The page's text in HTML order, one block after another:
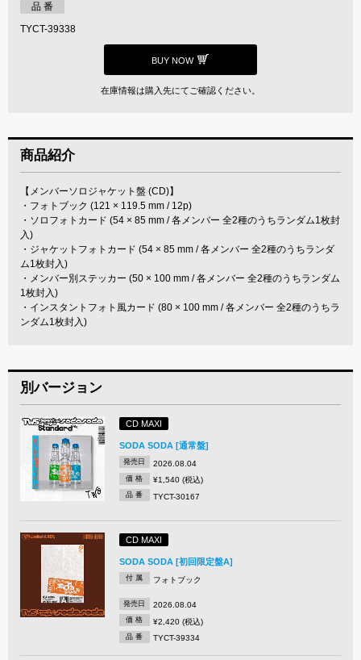
品 番
TYCT-39338
BUY NOW
在庫情報は購入先にてご確認ください。
商品紹介
【メンバーソロジャケット盤 (CD)】
・フォトブック (121 × 119.5 mm / 12p)
・ソロフォトカード (54 × 85 mm / 各メンバー 全2種のうちランダム1枚封
入)
・ジャケットフォトカード (54 × 85 mm / 各メンバー 全2種のうちランダ
ム1枚封入)
・メンバー別ステッカー (50 × 100 mm / 各メンバー 全2種のうちランダム
1枚封入)
・インスタントフォト風カード (80 × 100 mm / 各メンバー 全2種のうちラ
ンダム1枚封入)
別バージョン
CD MAXI
SODA SODA [通常盤]
発売日 2026.08.04
価 格 ¥1,540 (税込)
品 番 TYCT-30167
CD MAXI
SODA SODA [初回限定盤A]
付 属 フォトブック
発売日 2026.08.04
価 格 ¥2,420 (税込)
品 番 TYCT-39334